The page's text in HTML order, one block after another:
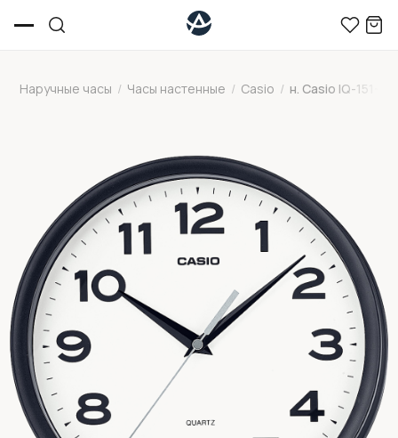
Наручные часы / Часы настенные / Casio / н. Casio IQ-151-1